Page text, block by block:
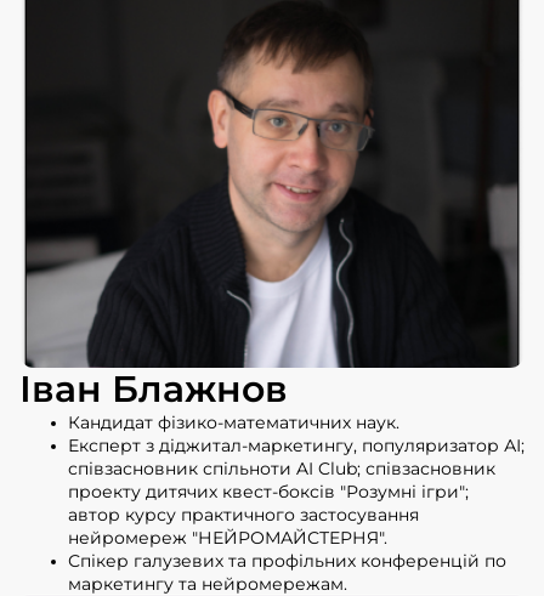
Іван Блажнов
Кандидат фізико-математичних наук.
Експерт з діджитал-маркетингу, популяризатор АІ;
співзасновник спільноти AI Club; співзасновник
проекту дитячих квест-боксів "Розумні ігри";
автор курсу практичного застосування
нейромереж "НЕЙРОМАЙСТЕРНЯ".
Спікер галузевих та профільних конференцій по
маркетингу та нейромережам.